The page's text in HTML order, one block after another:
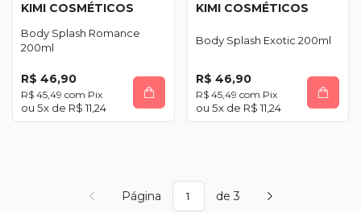
KIMI COSMÉTICOS
Body Splash Romance
200ml
R$ 46,90
R$ 45,49 com Pix
5x de R$ 11,24
KIMI COSMÉTICOS
Body Splash Exotic 200ml
R$ 46,90
R$ 45,49 com Pix
5x de R$ 11,24
Página de 3